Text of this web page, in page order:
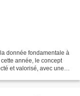
donnée fondamentale à
année, le concept
et valorisé, avec une